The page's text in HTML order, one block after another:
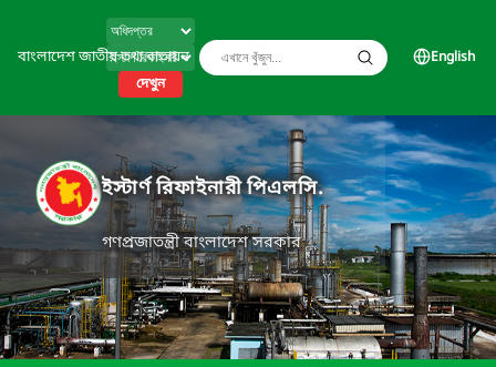
বাংলাদেশ জাতীয় তথ্য বাতায়ন
দেখুন
English
ইস্টার্ণ রিফাইনারী পিএলসি.
গণপ্রজাতন্ত্রী বাংলাদেশ সরকার